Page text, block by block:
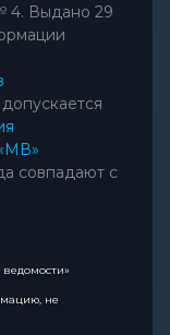
4. Выдано 29
совпадают с
не